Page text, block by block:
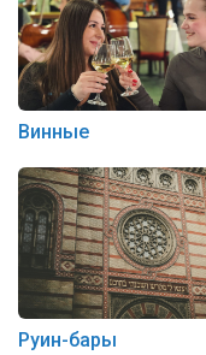
Винные
Руин-бары